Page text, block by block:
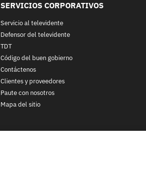
SERVICIOS CORPORATIVOS
Servicio al televidente
Defensor del televidente
TDT
Código del buen gobierno
Contáctenos
Clientes y proveedores
Paute con nosotros
Mapa del sitio